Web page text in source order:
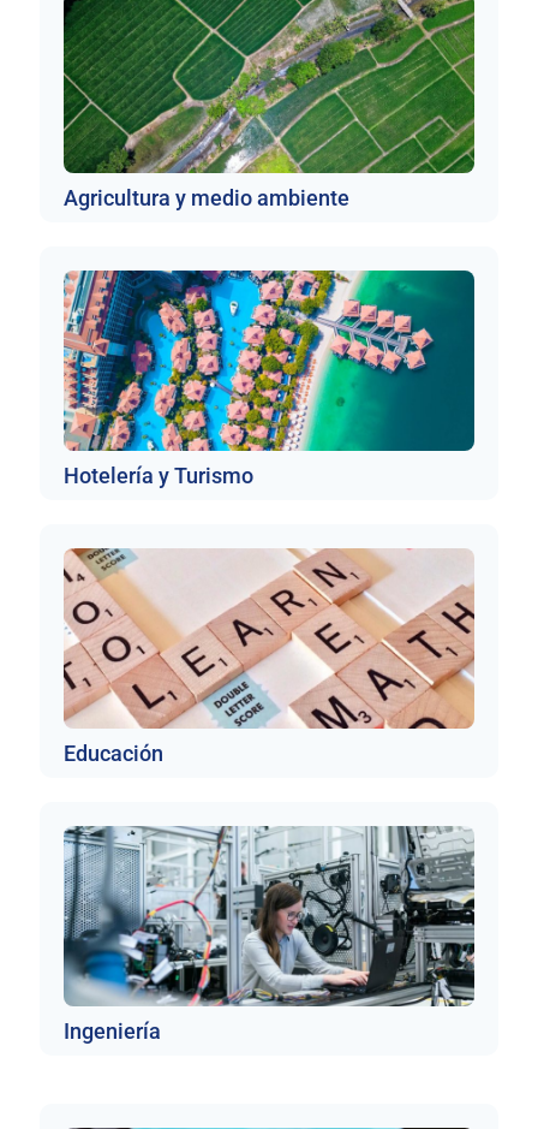
Agricultura y medio ambiente
Hotelería y Turismo
Educación
Ingeniería